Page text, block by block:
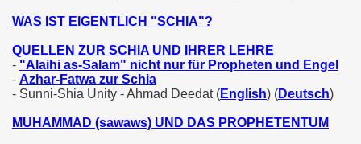
WAS IST EIGENTLICH "SCHIA"?
QUELLEN ZUR SCHIA UND IHRER LEHRE
- "Alaihi as-Salam" nicht nur für Propheten und Engel
- Azhar-Fatwa zur Schia
- Sunni-Shia Unity - Ahmad Deedat (English) (Deutsch)
MUHAMMAD (sawaws) UND DAS PROPHETENTUM